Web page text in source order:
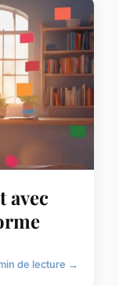
avec
de lecture →